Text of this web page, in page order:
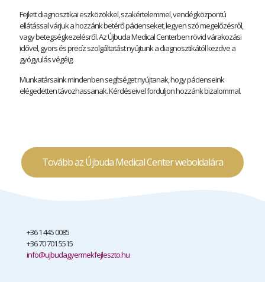
Fejlett diagnosztikai eszközökkel, szakértelemmel, vendégközpontú
ellátással várjuk a hozzánk betérő pácienseket, legyen szó megelőzésről,
vagy betegségkezelésről. Az Újbuda Medical Centerben rövid várakozási
idővel, gyors és precíz szolgáltatást nyújtunk a diagnosztikától kezdve a
gyógyulás végéig.
Munkatársaink mindenben segítséget nyújtanak, hogy pácienseink
elégedetten távozhassanak. Kérdéseivel forduljon hozzánk bizalommal.
Tovább az Újbuda Medical Center weboldalára
+36 1 445 0085
+36 70 701 5515
info@ujbudagyermekfejleszto.hu